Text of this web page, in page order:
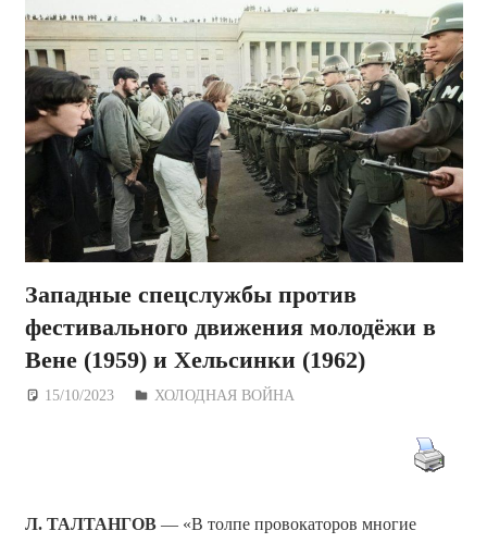
Западные спецслужбы против
фестивального движения молодёжи в
Вене (1959) и Хельсинки (1962)
15/10/2023 Дежурный по Редакции
ХОЛОДНАЯ ВОЙНА
Л. ТАЛТАНГОВ— «В толпе провокаторов многие